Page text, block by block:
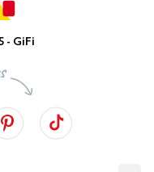
- GiFi